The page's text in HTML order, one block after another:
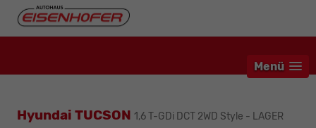
Menü
Hyundai TUCSON 1,6 T-GDi DCT 2WD Style - LAGER